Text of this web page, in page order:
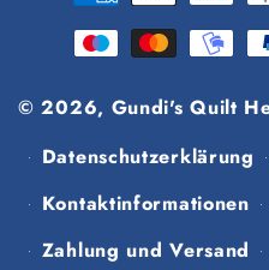
© 2026, Gundi's Quilt
Datenschutzerklärung
Kontaktinformationen
Zahlung und Versand